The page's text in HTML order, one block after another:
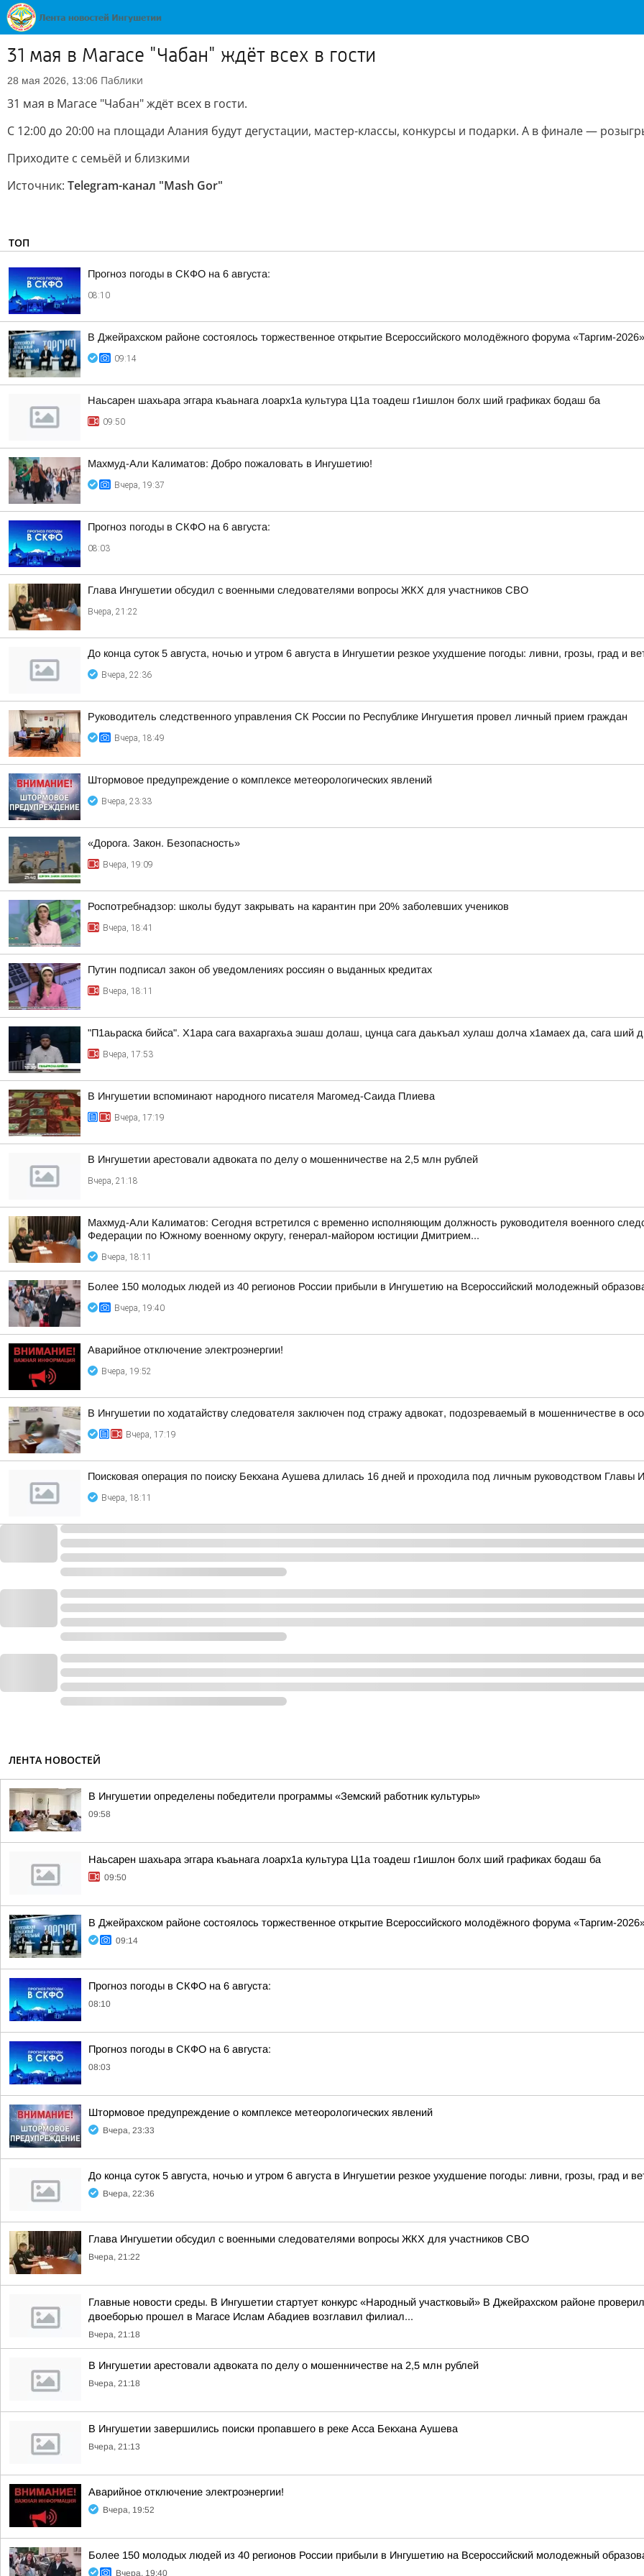
31 мая в Магасе "Чабан" ждёт всех в гости
28 мая 2026, 13:06 Паблики
31 мая в Магасе "Чабан" ждёт всех в гости.
С 12:00 до 20:00 на площади Алания будут дегустации, мастер-классы, конкурсы и подарки. А в финале —
Приходите с семьёй и близкими
Источник: Telegram-канал "Mash Gor"
ТОП
Прогноз погоды в СКФО на 6 августа:
08:10
В Джейрахском районе состоялось торжественное открытие Всероссийского молодёжного форума «Таргим-2026»
09:14
Наьсарен шахьара эггара къаьнага лоарх1а культура Ц1а тоадеш г1ишлон болх ший графиках бодаш ба
09:50
Махмуд-Али Калиматов: Добро пожаловать в Ингушетию!
Вчера, 19:37
Прогноз погоды в СКФО на 6 августа:
08:03
Глава Ингушетии обсудил с военными следователями вопросы ЖКХ для участников СВО
Вчера, 21:22
До конца суток 5 августа, ночью и утром 6 августа в Ингушетии резкое ухудшение погоды: ливни, грозы, град и
Вчера, 22:36
Руководитель следственного управления СК России по Республике Ингушетия провел личный прием граждан
Вчера, 18:49
Штормовое предупреждение о комплексе метеорологических явлений
Вчера, 23:33
«Дорога. Закон. Безопасность»
Вчера, 19:09
Роспотребнадзор: школы будут закрывать на карантин при 20% заболевших учеников
Вчера, 18:41
Путин подписал закон об уведомлениях россиян о выданных кредитах
Вчера, 18:11
"П1аьраска бийса". Х1ара сага вахаргахьа эшаш долаш, цунца сага даькъал хулаш долча х1амаех да, сага ший
Вчера, 17:53
В Ингушетии вспоминают народного писателя Магомед-Саида Плиева
Вчера, 17:19
В Ингушетии арестовали адвоката по делу о мошенничестве на 2,5 млн рублей
Вчера, 21:18
Махмуд-Али Калиматов: Сегодня встретился с временно исполняющим должность руководителя военного
Федерации по Южному военному округу, генерал-майором юстиции Дмитрием...
Вчера, 18:11
Более 150 молодых людей из 40 регионов России прибыли в Ингушетию на Всероссийский молодежный
Вчера, 19:40
Аварийное отключение электроэнергии!
Вчера, 19:52
В Ингушетии по ходатайству следователя заключен под стражу адвокат, подозреваемый в мошенничестве в
Вчера, 17:19
Поисковая операция по поиску Бекхана Аушева длилась 16 дней и проходила под личным руководством
Вчера, 18:11
ЛЕНТА НОВОСТЕЙ
В Ингушетии определены победители программы «Земский работник культуры»
09:58
Наьсарен шахьара эггара къаьнага лоарх1а культура Ц1а тоадеш г1ишлон болх ший графиках бодаш ба
09:50
В Джейрахском районе состоялось торжественное открытие Всероссийского молодёжного форума «Таргим-
09:14
Прогноз погоды в СКФО на 6 августа:
08:10
Прогноз погоды в СКФО на 6 августа:
08:03
Штормовое предупреждение о комплексе метеорологических явлений
Вчера, 23:33
До конца суток 5 августа, ночью и утром 6 августа в Ингушетии резкое ухудшение погоды: ливни, грозы, град и
Вчера, 22:36
Глава Ингушетии обсудил с военными следователями вопросы ЖКХ для участников СВО
Вчера, 21:22
Главные новости среды. В Ингушетии стартует конкурс «Народный участковый» В Джейрахском районе
двоеборью прошел в Магасе Ислам Абадиев возглавил филиал...
Вчера, 21:18
В Ингушетии арестовали адвоката по делу о мошенничестве на 2,5 млн рублей
Вчера, 21:18
В Ингушетии завершились поиски пропавшего в реке Асса Бекхана Аушева
Вчера, 21:13
Аварийное отключение электроэнергии!
Вчера, 19:52
Более 150 молодых людей из 40 регионов России прибыли в Ингушетию на Всероссийский молодежный
Вчера, 19:40